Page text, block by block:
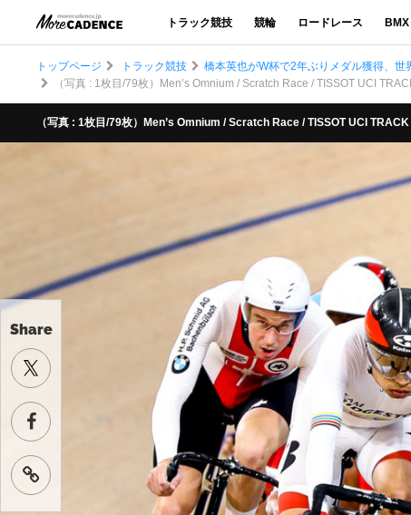
トラック競技 競輪 ロードレース BMX
Share
トップページ トラック競技 橋本英也がW杯で2年ぶりメダル獲得、
（写真 : 1枚目/79枚）Men’s Omnium / Scratch Race / TISSOT UCI
（写真 : 1枚目/79枚）Men’s Omnium / Scratch Race / TISSOT UCI